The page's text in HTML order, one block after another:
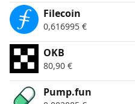
Filecoin
0,616995 €
OKB
80,90 €
Pump.fun